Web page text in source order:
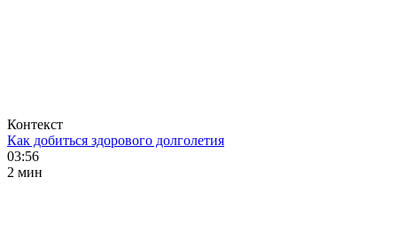
Контекст
Как добиться здорового долголетия
03:56
2 мин